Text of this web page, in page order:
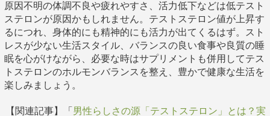
原因不明の体調不良や疲れやすさ、活力低下などは低テスト
ステロンが原因かもしれません。テストステロン値が上昇す
るにつれ、身体的にも精神的にも活力が出てくるはず。スト
レスが少ない生活スタイル、バランスの良い食事や良質の睡
眠を心がけながら、必要な時はサプリメントも併用してテス
トステロンのホルモンバランスを整え、豊かで健康な生活を
楽しみましょう。
【関連記事】「 男性らしさの源「テストステロン」とは？実